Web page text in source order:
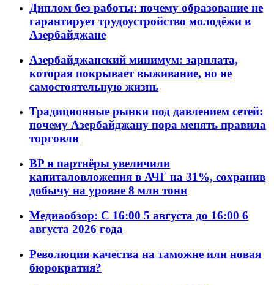
Диплом без работы: почему образование не
гарантирует трудоустройство молодёжи в
Азербайджане
Азербайджанский минимум: зарплата,
которая покрывает выживание, но не
самостоятельную жизнь
Традиционные рынки под давлением сетей:
почему Азербайджану пора менять правила
торговли
BP и партнёры увеличили
капиталовложения в АЧГ на 31%, сохранив
добычу на уровне 8 млн тонн
Медиаобзор: С 16:00 5 августа до 16:00 6
августа 2026 года
Революция качества на таможне или новая
бюрократия?